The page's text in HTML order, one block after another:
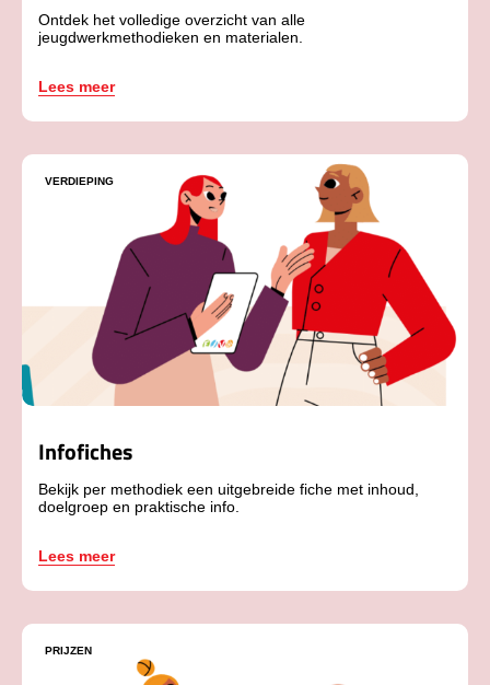
Ontdek het volledige overzicht van alle
jeugdwerkmethodieken en materialen.
Lees meer
VERDIEPING
Infofiches
Bekijk per methodiek een uitgebreide fiche met inhoud,
doelgroep en praktische info.
Lees meer
PRIJZEN